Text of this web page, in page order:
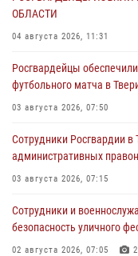
ОБЛАСТИ
04 августа 2026, 11:31
Росгвардейцы
футбольного матча в
03 августа 2026, 07:50
Сотрудники Росгвардии
административных
03 августа 2026, 07:15
Сотрудники и
безопасность уличного
02 августа 2026, 07:05 2